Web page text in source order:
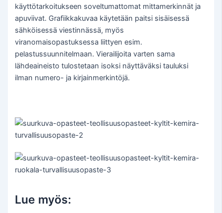
käyttötarkoitukseen soveltumattomat mittamerkinnät ja
apuviivat. Grafiikkakuvaa käytetään paitsi sisäisessä
sähköisessä viestinnässä, myös
viranomaisopastuksessa liittyen esim.
pelastussuunnitelmaan. Vierailijoita varten sama
lähdeaineisto tulostetaan isoksi näyttäväksi tauluksi
ilman numero- ja kirjainmerkintöjä.
Lue myös: